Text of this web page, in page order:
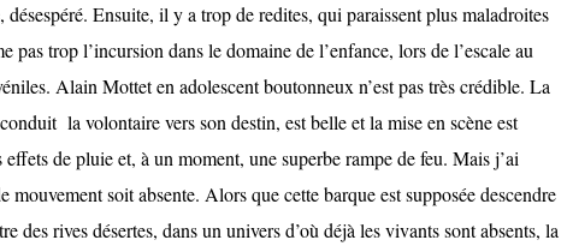
Ensuite, il y a trop de redites, qui paraissent plus maladroites
pas trop l’incursion dans le domaine de l’enfance, lors de l’escale au
Alain Mottet en adolescent boutonneux n’est pas très crédible. La
la volontaire vers son destin, est belle et la mise en scène est
effets de pluie et, à un moment, une superbe rampe de feu. Mais j’ai
mouvement soit absente. Alors que cette barque est supposée descendre
des rives désertes, dans un univers d’où déjà les vivants sont absents, la